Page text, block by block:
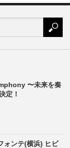
〜未来を奏
定！
ォンテ(横浜) ヒビ